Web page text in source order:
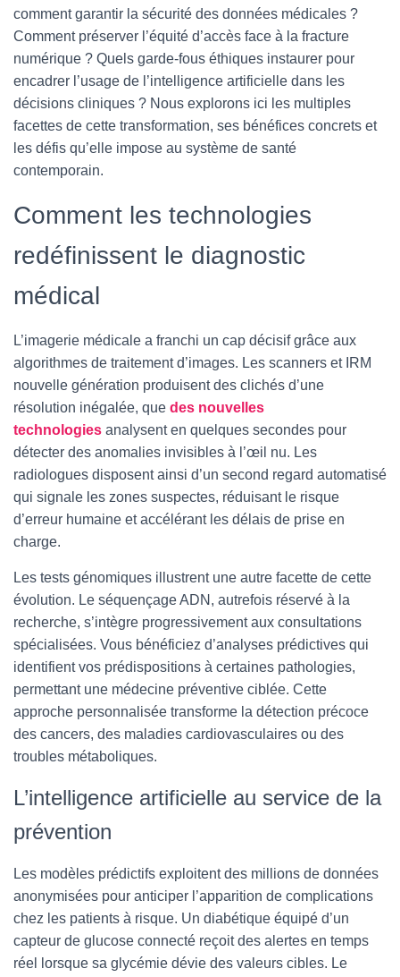
comment garantir la sécurité des données médicales ?
Comment préserver l’équité d’accès face à la fracture
numérique ? Quels garde-fous éthiques instaurer pour
encadrer l’usage de l’intelligence artificielle dans les
décisions cliniques ? Nous explorons ici les multiples
facettes de cette transformation, ses bénéfices concrets et
les défis qu’elle impose au système de santé
contemporain.
Comment les technologies
redéfinissent le diagnostic
médical
L’imagerie médicale a franchi un cap décisif grâce aux
algorithmes de traitement d’images. Les scanners et IRM
nouvelle génération produisent des clichés d’une
résolution inégalée, que des nouvelles
technologies analysent en quelques secondes pour
détecter des anomalies invisibles à l’œil nu. Les
radiologues disposent ainsi d’un second regard automatisé
qui signale les zones suspectes, réduisant le risque
d’erreur humaine et accélérant les délais de prise en
charge.
Les tests génomiques illustrent une autre facette de cette
évolution. Le séquençage ADN, autrefois réservé à la
recherche, s’intègre progressivement aux consultations
spécialisées. Vous bénéficiez d’analyses prédictives qui
identifient vos prédispositions à certaines pathologies,
permettant une médecine préventive ciblée. Cette
approche personnalisée transforme la détection précoce
des cancers, des maladies cardiovasculaires ou des
troubles métaboliques.
L’intelligence artificielle au service de la
prévention
Les modèles prédictifs exploitent des millions de données
anonymisées pour anticiper l’apparition de complications
chez les patients à risque. Un diabétique équipé d’un
capteur de glucose connecté reçoit des alertes en temps
réel lorsque sa glycémie dévie des valeurs cibles. Le